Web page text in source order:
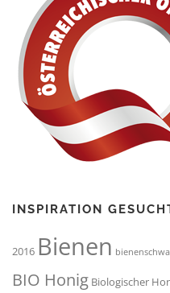
INSPIRATION
2016 Bienen
BIO Honig Biologischer